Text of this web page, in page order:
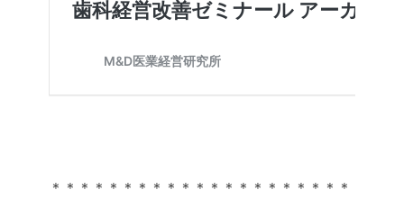
＊＊＊＊＊＊＊＊＊＊＊＊＊＊＊＊＊＊＊＊＊